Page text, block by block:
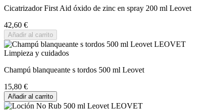
Cicatrizador First Aid óxido de zinc en spray 200 ml Leovet
42,60 €
Añadir al carrito
Limpieza y cuidados
Champú blanqueante s tordos 500 ml Leovet
15,80 €
Añadir al carrito